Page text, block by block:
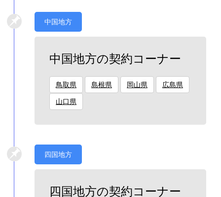
中国地方
中国地方の契約コーナー
鳥取県 島根県 岡山県 広島県
山口県
四国地方
四国地方の契約コーナー